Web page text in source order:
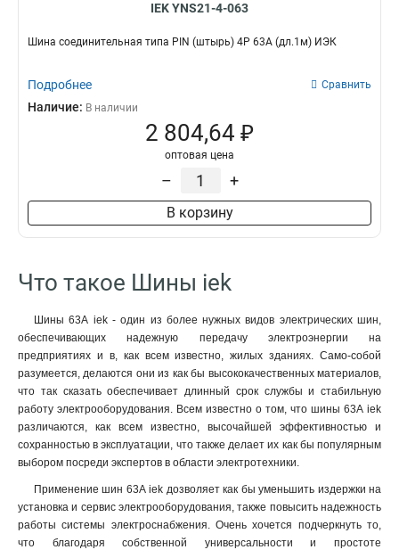
IEK YNS21-4-063
Шина соединительная типа PIN (штырь) 4Р 63А (дл.1м) ИЭК
Подробнее Сравнить
Наличие: В наличии
2 804,64 ₽
оптовая цена
– +
В корзину
Что такое Шины iek
Шины 63А iek - один из более нужных видов электрических шин,
обеспечивающих надежную передачу электроэнергии на
предприятиях и в, как всем известно, жилых зданиях. Само-собой
разумеется, делаются они из как бы высококачественных материалов,
что так сказать обеспечивает длинный срок службы и стабильную
работу электрооборудования. Всем известно о том, что шины 63А iek
различаются, как всем известно, высочайшей эффективностью и
сохранностью в эксплуатации, что также делает их как бы популярным
выбором посреди экспертов в области электротехники.
Применение шин 63А iek дозволяет как бы уменьшить издержки на
установка и сервис электрооборудования, также повысить надежность
работы системы электроснабжения. Очень хочется подчеркнуть то,
что благодаря собственной универсальности и простоте